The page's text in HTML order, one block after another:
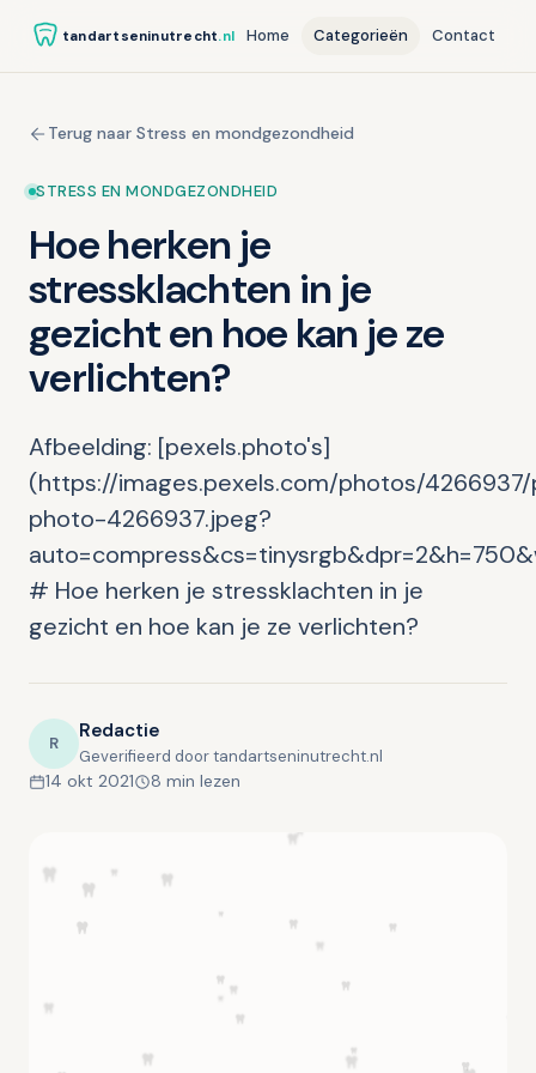
tandartseninutrecht.nl Home Categorieën Contact
Terug naar Stress en mondgezondheid
STRESS EN MONDGEZONDHEID
Hoe herken je
stressklachten in je
gezicht en hoe kan je ze
verlichten?
Afbeelding: [pexels.photo's]
(https://images.pexels.com/photos/
photo-4266937.jpeg?
# Hoe herken je stressklachten in je
gezicht en hoe kan je ze verlichten?
R Redactie
Geverifieerd door tandartseninutrecht.nl
14 okt 2021 8 min lezen